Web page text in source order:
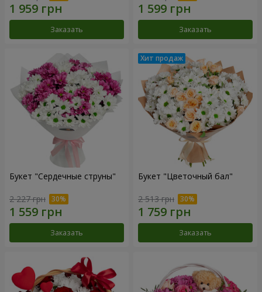
Заказать Заказать
Букет "Сердечные струны"
2 227 грн
Заказать
Букет "Цветочный бал"
2 513 грн
Заказать